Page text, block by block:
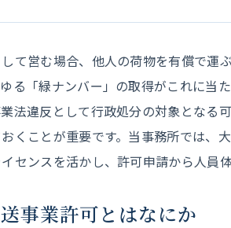
て営む場合、他人の荷物を有償で運
る「緑ナンバー」の取得がこれに当
法違反として行政処分の対象となる
くことが重要です。当事務所では、
センスを活かし、許可申請から人員
事業許可とはなにか